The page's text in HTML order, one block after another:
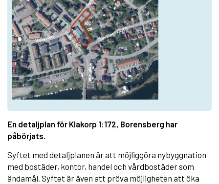
En detaljplan för Klakorp 1:172, Borensberg har
påbörjats.
Syftet med detaljplanen är att möjliggöra nybyggnation
med bostäder, kontor, handel och vårdbostäder som
ändamål. Syftet är även att pröva möjligheten att öka